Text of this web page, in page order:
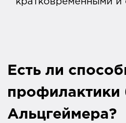
Есть ли
профилактики
Альцгеймера?